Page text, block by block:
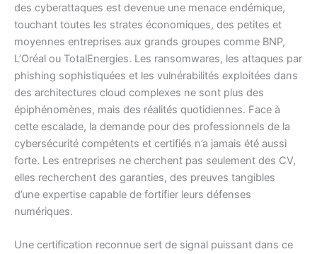
des cyberattaques est devenue une menace endémique,
touchant toutes les strates économiques, des petites et
moyennes entreprises aux grands groupes comme BNP,
L’Oréal ou TotalEnergies. Les ransomwares, les attaques par
phishing sophistiquées et les vulnérabilités exploitées dans
des architectures cloud complexes ne sont plus des
épiphénomènes, mais des réalités quotidiennes. Face à
cette escalade, la demande pour des professionnels de la
cybersécurité compétents et certifiés n’a jamais été aussi
forte. Les entreprises ne cherchent pas seulement des CV,
elles recherchent des garanties, des preuves tangibles
d’une expertise capable de fortifier leurs défenses
numériques.
Une certification reconnue sert de signal puissant dans ce